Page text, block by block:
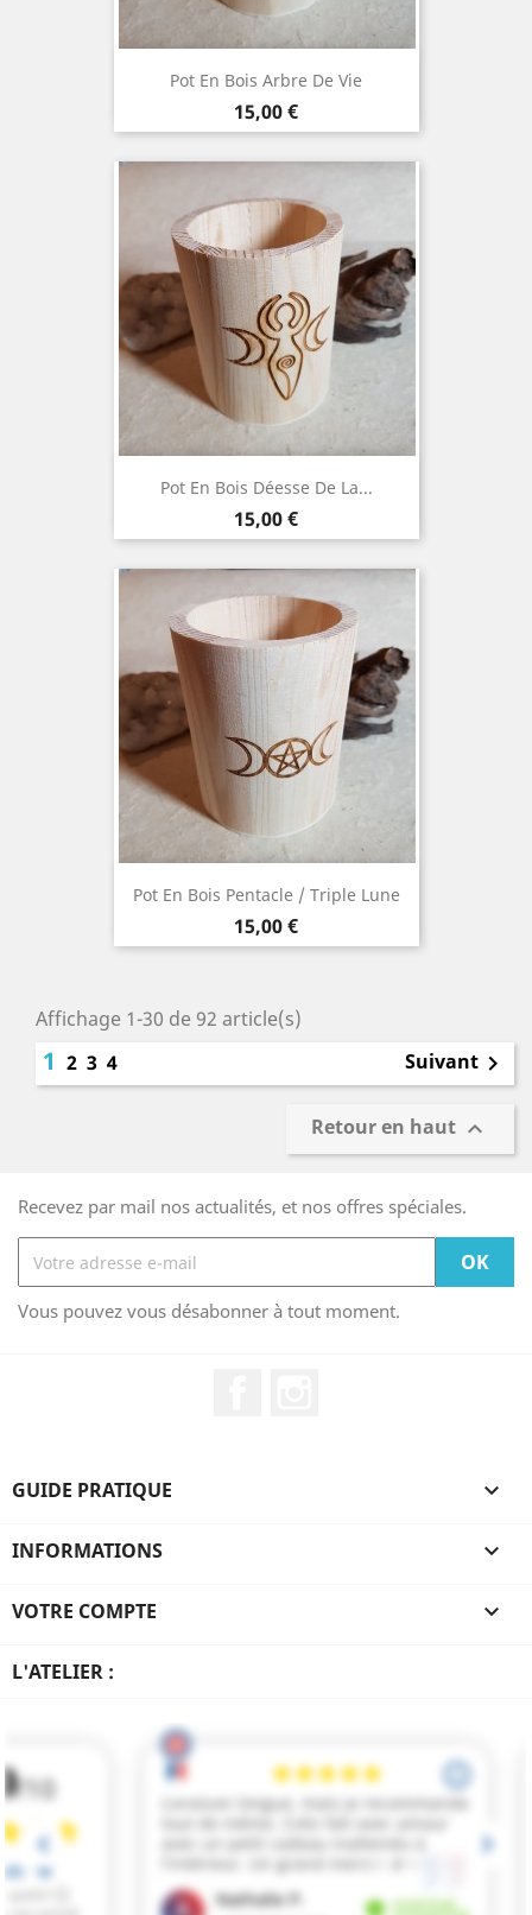
Pot En Bois Arbre De Vie
Prix
15,00 €
Pot En Bois Déesse De La...
Prix
15,00 €
Pot En Bois Pentacle / Triple Lune
Prix
15,00 €
Affichage 1-30 de 92 article(s)
1 2 3 4 Suivant 
Retour en haut 
Recevez par mail nos actualités, et nos offres spéciales.
Vous pouvez vous désabonner à tout moment.
GUIDE PRATIQUE 
INFORMATIONS 
VOTRE COMPTE 
L'ATELIER :